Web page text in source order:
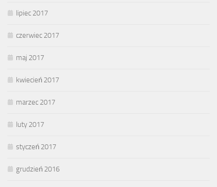
lipiec 2017
czerwiec 2017
maj 2017
kwiecień 2017
marzec 2017
luty 2017
styczeń 2017
grudzień 2016